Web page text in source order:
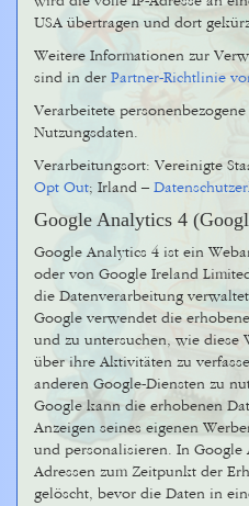
USA übertragen und dort
Weitere Informationen zur
sind in der Partner-Richtlinie
Verarbeitete
Nutzungsdaten.
Verarbeitungsort: Vereinigte
Opt Out; Irland –
Google Analytics 4
Google Analytics 4 ist ein
oder von Google Ireland
die Datenverarbeitung
Google verwendet die
und zu untersuchen, wie diese
über ihre Aktivitäten zu
anderen Google-Diensten zu
Google kann die erhobenen
Anzeigen seines eigenen
und personalisieren. In Google
Adressen zum Zeitpunkt der
gelöscht, bevor die Daten in